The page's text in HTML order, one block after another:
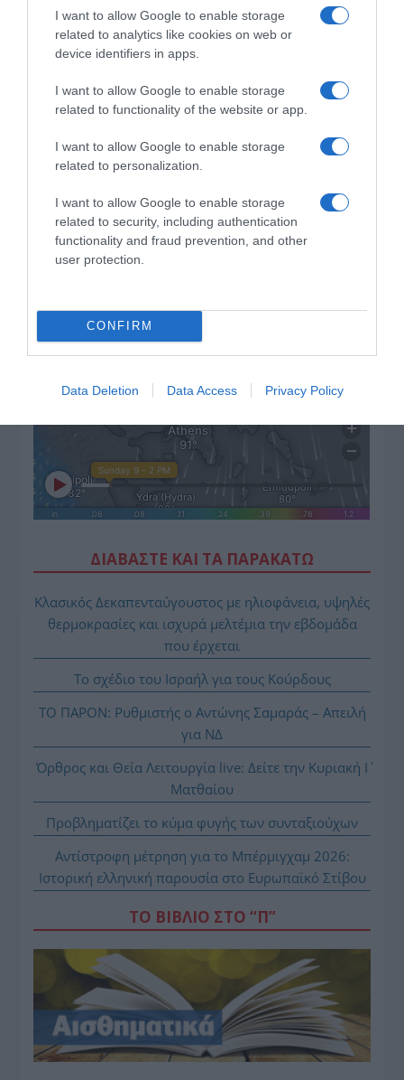
I want to allow Google to enable storage
related to analytics like cookies on web or
device identifiers in apps.
I want to allow Google to enable storage
related to functionality of the website or app.
I want to allow Google to enable storage
related to personalization.
I want to allow Google to enable storage
related to security, including authentication
functionality and fraud prevention, and other
user protection.
CONFIRM
Data Deletion Data Access Privacy Policy
ΔΙΑΒΑΣΤΕ ΚΑΙ ΤΑ ΠΑΡΑΚΑΤΩ
Κλασικός Δεκαπενταύγουστος με ηλιοφάνεια, υψηλές
θερμοκρασίες και ισχυρά μελτέμια την εβδομάδα
που έρχεται
Το σχέδιο του Ισραήλ για τους Κούρδους
ΤΟ ΠΑΡΟΝ: Ρυθμιστής ο Αντώνης Σαμαράς – Απειλή
για ΝΔ
Όρθρος και Θεία Λειτουργία live: Δείτε την Κυριακή Ι΄
Ματθαίου
Προβληματίζει το κύμα φυγής των συνταξιούχων
Αντίστροφη μέτρηση για το Μπέρμιγχαμ 2026:
Ιστορική ελληνική παρουσία στο Ευρωπαϊκό Στίβου
ΤΟ ΒΙΒΛΙΟ ΣΤΟ “Π”